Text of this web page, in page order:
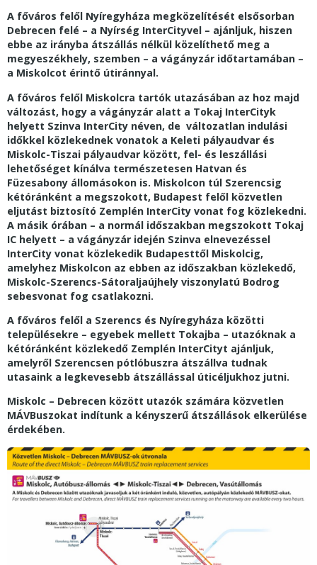
A főváros felől Nyíregyháza megközelítését elsősorban
Debrecen felé – a Nyírség InterCityvel – ajánljuk, hiszen
ebbe az irányba átszállás nélkül közelíthető meg a
megyeszékhely, szemben – a vágányzár időtartamában –
a Miskolcot érintő útiránnyal.
A főváros felől Miskolcra tartók utazásában az hoz majd
változást, hogy a vágányzár alatt a Tokaj InterCityk
helyett Szinva InterCity néven, de változatlan indulási
időkkel közlekednek vonatok a Keleti pályaudvar és
Miskolc-Tiszai pályaudvar között, fel- és leszállási
lehetőséget kínálva természetesen Hatvan és
Füzesabony állomásokon is. Miskolcon túl Szerencsig
kétóránként a megszokott, Budapest felől közvetlen
eljutást biztosító Zemplén InterCity vonat fog közlekedni.
A másik órában – a normál időszakban megszokott Tokaj
IC helyett – a vágányzár idején Szinva elnevezéssel
InterCity vonat közlekedik Budapesttől Miskolcig,
amelyhez Miskolcon az ebben az időszakban közlekedő,
Miskolc-Szerencs-Sátoraljaújhely viszonylatú Bodrog
sebesvonat fog csatlakozni.
A főváros felől a Szerencs és Nyíregyháza közötti
településekre – egyebek mellett Tokajba – utazóknak a
kétóránként közlekedő Zemplén InterCityt ajánljuk,
amelyről Szerencsen pótlóbuszra átszállva tudnak
utasaink a legkevesebb átszállással úticéljukhoz jutni.
Miskolc – Debrecen között utazók számára közvetlen
MÁVBuszokat indítunk a kényszerű átszállások elkerülése
érdekében.